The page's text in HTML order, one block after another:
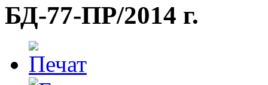
БД-77-ПР/2014 г.